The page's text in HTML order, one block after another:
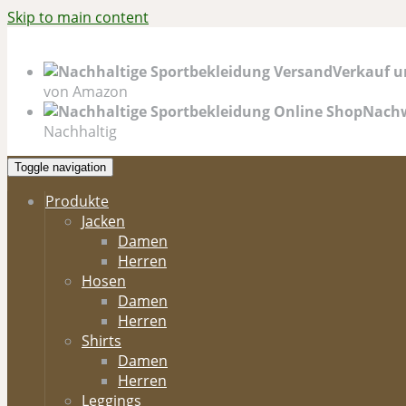
Skip to main content
Verkauf
von Amazon
Nachhaltig
Toggle navigation
Produkte
Jacken
Damen
Herren
Hosen
Damen
Herren
Shirts
Damen
Herren
Leggings